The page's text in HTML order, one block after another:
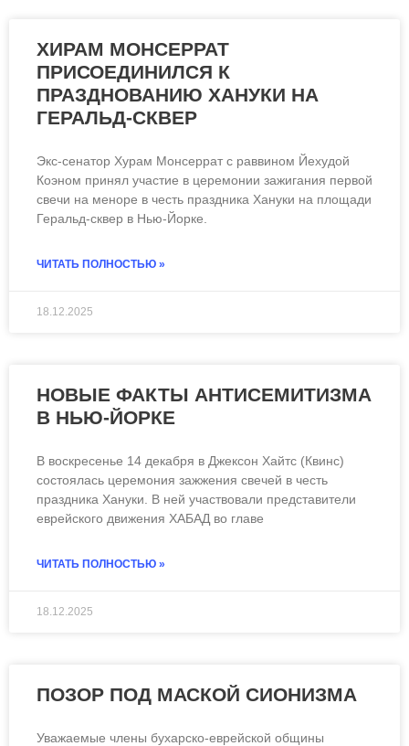
ЙОРКА
ХИРАМ МОНСЕРРАТ
ПРИСОЕДИНИЛСЯ К
ПРАЗДНОВАНИЮ ХАНУКИ НА
ГЕРАЛЬД-СКВЕР
Экс-сенатор Хурам Монсеррат с раввином Йехудой
Коэном принял участие в церемонии зажигания первой
свечи на меноре в честь праздника Хануки на площади
Геральд-сквер в Нью-Йорке.
ЧИТАТЬ ПОЛНОСТЬЮ »
18.12.2025
НОВЫЕ ФАКТЫ АНТИСЕМИТИЗМА
В НЬЮ-ЙОРКЕ
В воскресенье 14 декабря в Джексон Хайтс (Квинс)
состоялась церемония зажжения свечей в честь
праздника Хануки. В ней участвовали представители
еврейского движения ХАБАД во главе
ЧИТАТЬ ПОЛНОСТЬЮ »
18.12.2025
ПОЗОР ПОД МАСКОЙ СИОНИЗМА
Уважаемые члены бухарско-еврейской общины